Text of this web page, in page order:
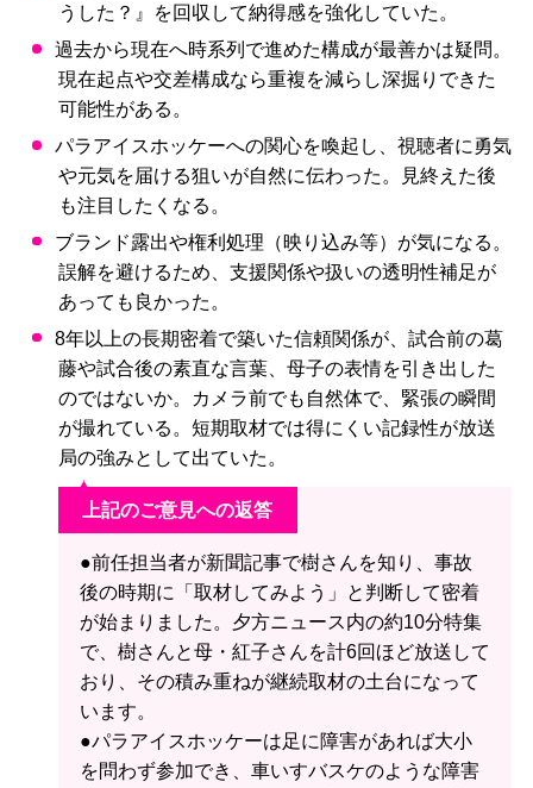
うした？』を回収して納得感を強化していた。
過去から現在へ時系列で進めた構成が最善かは疑問。
現在起点や交差構成なら重複を減らし深掘りできた
可能性がある。
パラアイスホッケーへの関心を喚起し、視聴者に勇気
や元気を届ける狙いが自然に伝わった。見終えた後
も注目したくなる。
ブランド露出や権利処理（映り込み等）が気になる。
誤解を避けるため、支援関係や扱いの透明性補足が
あっても良かった。
8年以上の長期密着で築いた信頼関係が、試合前の葛
藤や試合後の素直な言葉、母子の表情を引き出した
のではないか。カメラ前でも自然体で、緊張の瞬間
が撮れている。短期取材では得にくい記録性が放送
局の強みとして出ていた。
上記のご意見への返答
●前任担当者が新聞記事で樹さんを知り、事故
後の時期に「取材してみよう」と判断して密着
が始まりました。夕方ニュース内の約10分特集
で、樹さんと母・紅子さんを計6回ほど放送して
おり、その積み重ねが継続取材の土台になって
います。
●パラアイスホッケーは足に障害があれば大小
を問わず参加でき、車いすバスケのような障害